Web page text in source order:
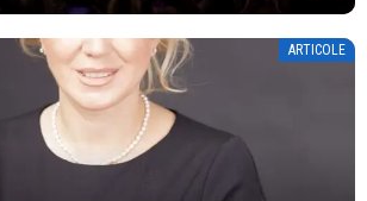
ARTICOLE